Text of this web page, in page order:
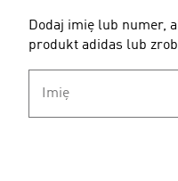
Dodaj imię lub numer,
produkt adidas lub
Imię